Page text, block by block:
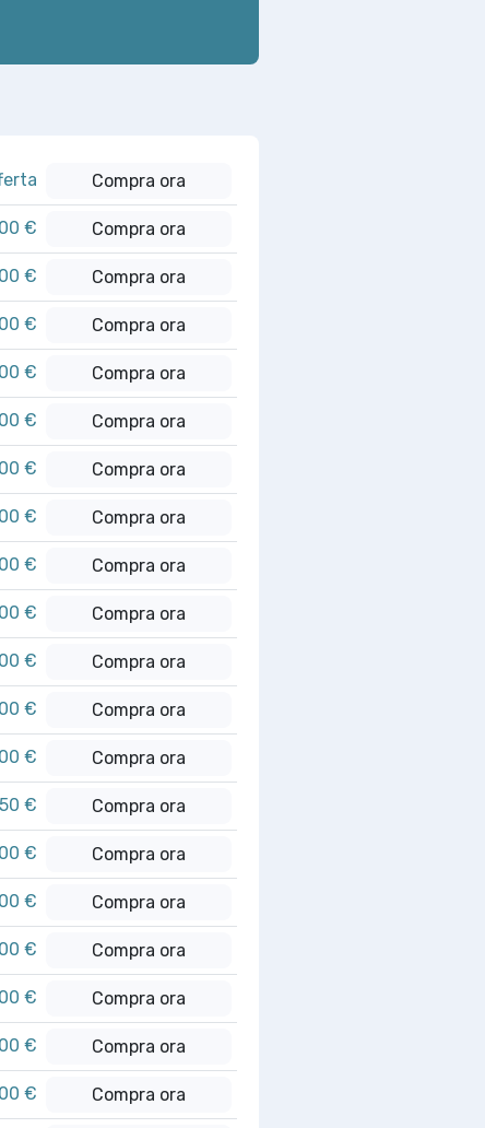
Compra ora
€ Compra ora
€ Compra ora
€ Compra ora
€ Compra ora
€ Compra ora
€ Compra ora
€ Compra ora
€ Compra ora
€ Compra ora
€ Compra ora
€ Compra ora
€ Compra ora
€ Compra ora
€ Compra ora
€ Compra ora
€ Compra ora
€ Compra ora
€ Compra ora
€ Compra ora